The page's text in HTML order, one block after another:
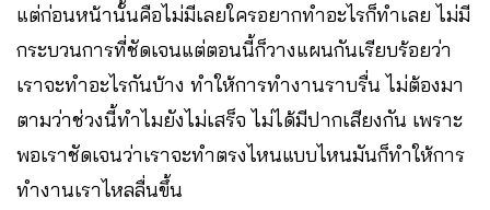
แต่ก่อนหน้านั้นคือไม่มีเลยใครอยากทำอะไรก็ทำเลย ไม่มี
กระบวนการที่ชัดเจนแต่ตอนนี้ก็วางแผนกันเรียบร้อยว่า
เราจะทำอะไรกันบ้าง ทำให้การทำงานราบรื่น ไม่ต้องมา
ตามว่าช่วงนี้ทำไมยังไม่เสร็จ ไม่ได้มีปากเสียงกัน เพราะ
พอเราชัดเจนว่าเราจะทำตรงไหนแบบไหนมันก็ทำให้การ
ทำงานเราไหลลื่นขึ้น